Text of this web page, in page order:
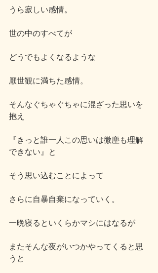
うら寂しい感情。
世の中のすべてが
どうでもよくなるような
厭世観に満ちた感情。
そんなぐちゃぐちゃに混ざった思いを
抱え
『きっと誰一人この思いは微塵も理解
できない』と
そう思い込むことによって
さらに自暴自棄になっていく。
一晩寝るといくらかマシにはなるが
またそんな夜がいつかやってくると思
うと